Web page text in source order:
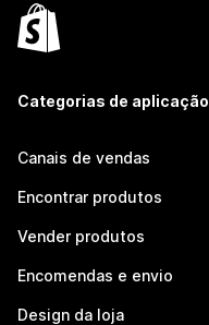
Categorias de aplicação
Canais de vendas
Encontrar produtos
Vender produtos
Encomendas e envio
Design da loja